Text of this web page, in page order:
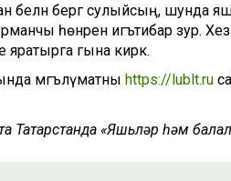
белән бергә сулыйсың,
һөнәренә игътибар зур.
гына кирәк.
мәгълүматны https://lublt.ru
Татарстанда «Яшьләр һәм